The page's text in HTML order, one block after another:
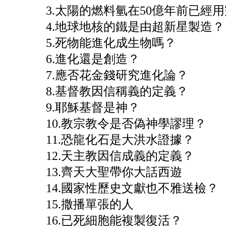
3.太陽的燃料氫在50億年前已經
4.地球地核的鐵是由超新星製造？
5.死物能進化成生物嗎？
6.進化還是創造？
7.應否花金錢研究進化論？
8.基督教因信稱義的定義？
9.耶穌基督是神？
10.教宗教令是否偽神學謬理？
11.恐龍化石是大洪水證據？
12.天主教因信成義的定義？
13.齊天大聖帶你大話西遊
14.國家性歷史文獻也不雅送檢？
15.撒播單張的人
16.已死細胞能複製復活？